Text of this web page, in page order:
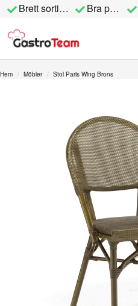
Brett sortiment Bra priser
Hem Möbler Stol Paris Wing Brons